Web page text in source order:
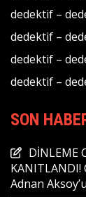
dedektif –
dedektif –
dedektif –
dedektif –
SON
DİNLEME
KANITLANDI!
Adnan